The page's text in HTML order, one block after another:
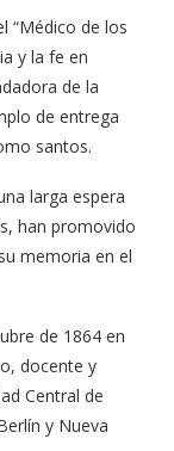
“Médico de los
y la fe en
de la
de entrega
santos.
larga espera
han promovido
memoria en el
de 1864 en
docente y
Central de
y Nueva